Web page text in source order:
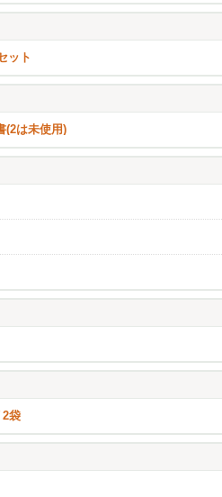
ット
(2は未使用)
2袋